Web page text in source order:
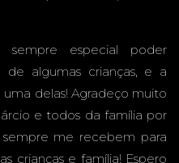
especial poder
de algumas crianças, e a
uma delas! Agradeço muito
e todos da família por
me recebem para
crianças e família! Espero